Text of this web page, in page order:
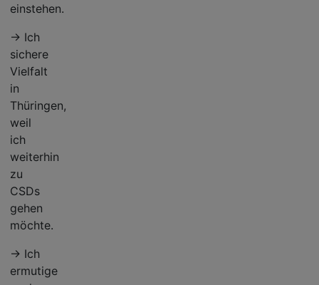
einstehen.
→ Ich
sichere
Vielfalt
in
Thüringen,
weil
ich
weiterhin
zu
CSDs
gehen
möchte.
→ Ich
ermutige